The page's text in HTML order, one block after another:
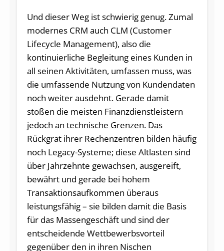
Und dieser Weg ist schwierig genug. Zumal
modernes CRM auch CLM (Customer
Lifecycle Management), also die
kontinuierliche Begleitung eines Kunden in
all seinen Aktivitäten, umfassen muss, was
die umfassende Nutzung von Kundendaten
noch weiter ausdehnt. Gerade damit
stoßen die meisten Finanzdienstleistern
jedoch an technische Grenzen. Das
Rückgrat ihrer Rechenzentren bilden häufig
noch Legacy-Systeme; diese Altlasten sind
über Jahrzehnte gewachsen, ausgereift,
bewährt und gerade bei hohem
Transaktionsaufkommen überaus
leistungsfähig – sie bilden damit die Basis
für das Massengeschäft und sind der
entscheidende Wettbewerbsvorteil
gegenüber den in ihren Nischen